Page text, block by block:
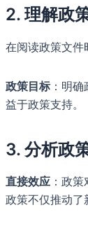
2. 理解政
在阅读政策文件
政策目标：明确
益于政策支持。
3. 分析政
直接效应 ：政
政策不仅推动了